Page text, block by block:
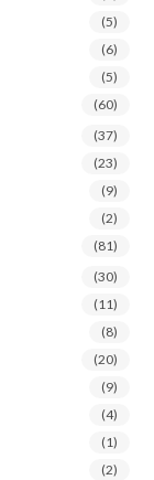
(5)
(6)
(5)
(60)
(37)
(23)
(9)
(2)
(81)
(30)
(11)
(8)
(20)
(9)
(4)
(1)
(2)